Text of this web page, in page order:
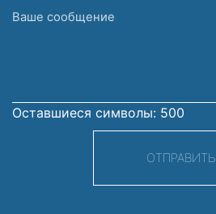
Ваше
Оставшиеся символы: 500
ОТПРАВИТЬ